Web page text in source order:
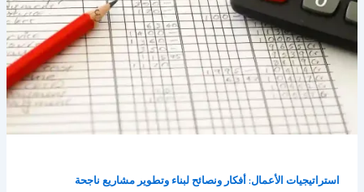
استراتيجيات الأعمال: أفكار ونصائح لبناء وتطوير مشاريع ناجحة